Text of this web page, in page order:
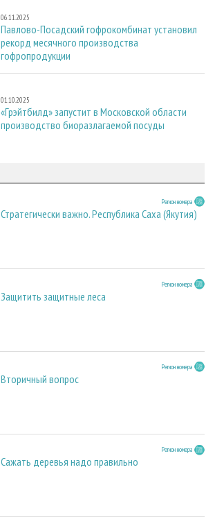
06.11.2025
Павлово-Посадский гофрокомбинат установил
рекорд месячного производства
гофропродукции
01.10.2025
«Грэйтбилд» запустит в Московской области
производство биоразлагаемой посуды
Регион номера
Стратегически важно. Республика Саха (Якутия)
Регион номера
Защитить защитные леса
Регион номера
Вторичный вопрос
Регион номера
Сажать деревья надо правильно